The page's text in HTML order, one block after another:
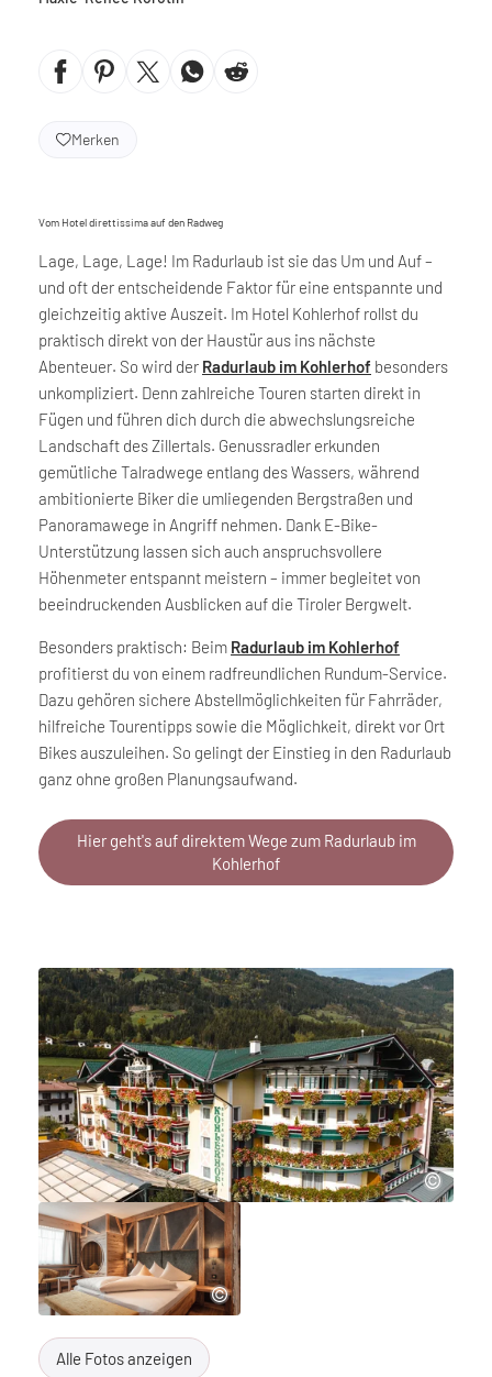
Merken
Vom Hotel direttissima auf den Radweg
Lage, Lage, Lage! Im Radurlaub ist sie das Um und Auf –
und oft der entscheidende Faktor für eine entspannte und
gleichzeitig aktive Auszeit. Im Hotel Kohlerhof rollst du
praktisch direkt von der Haustür aus ins nächste
Abenteuer. So wird der Radurlaub im Kohlerhof besonders
unkompliziert. Denn zahlreiche Touren starten direkt in
Fügen und führen dich durch die abwechslungsreiche
Landschaft des Zillertals. Genussradler erkunden
gemütliche Talradwege entlang des Wassers, während
ambitionierte Biker die umliegenden Bergstraßen und
Panoramawege in Angriff nehmen. Dank E-Bike-
Unterstützung lassen sich auch anspruchsvollere
Höhenmeter entspannt meistern – immer begleitet von
beeindruckenden Ausblicken auf die Tiroler Bergwelt.
Besonders praktisch: Beim Radurlaub im Kohlerhof
profitierst du von einem radfreundlichen Rundum-Service.
Dazu gehören sichere Abstellmöglichkeiten für Fahrräder,
hilfreiche Tourentipps sowie die Möglichkeit, direkt vor Ort
Bikes auszuleihen. So gelingt der Einstieg in den Radurlaub
ganz ohne großen Planungsaufwand.
Hier geht's auf direktem Wege zum Radurlaub im
Kohlerhof
Alle Fotos anzeigen